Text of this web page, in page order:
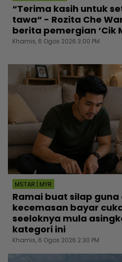
“Terima kasih untuk
tawa“ - Rozita Che
berita pemergian ‘Cik
Khamis, 6 Ogos 2026 3:00 PM
MSTAR | MYR
Ramai buat silap guna
kecemasan bayar
seeloknya mula
kategori ini
Khamis, 6 Ogos 2026 2:30 PM